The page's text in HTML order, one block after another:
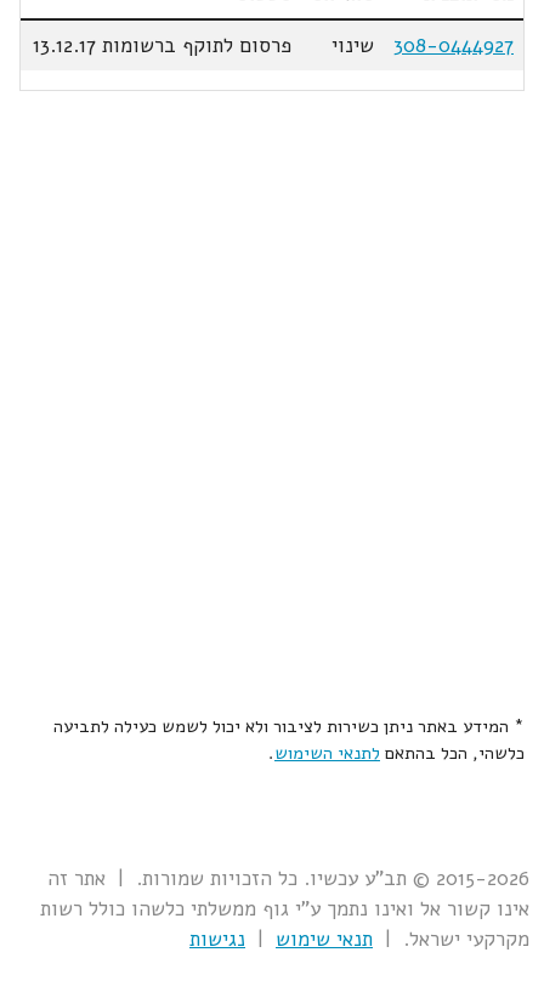
308-0444927
שינוי פרסום לתוקף ברשומות 13.12.17
* המידע באתר ניתן כשירות לציבור ולא יכול לשמש כעילה לתביעה
כלשהי, הכל בהתאם לתנאי השימוש.
2015-2026 © תב"ע עכשיו. כל הזכויות שמורות. | אתר זה
אינו קשור אל ואינו נתמך ע"י גוף ממשלתי כלשהו כולל רשות
מקרקעי ישראל. | תנאי שימוש | נגישות